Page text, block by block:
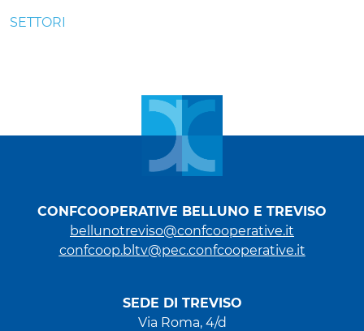
SETTORI
CONFCOOPERATIVE BELLUNO E TREVISO
bellunotreviso@confcooperative.it
confcoop.bltv@pec.confcooperative.it
SEDE DI TREVISO
Via Roma, 4/d